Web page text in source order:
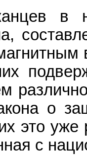
в
о
это уже
с